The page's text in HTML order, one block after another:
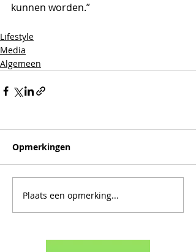
kunnen worden.”
Lifestyle
Media
Algemeen
Opmerkingen
Plaats een opmerking...